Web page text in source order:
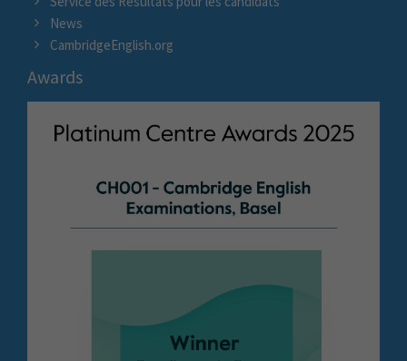
News
CambridgeEnglish.org
Awards